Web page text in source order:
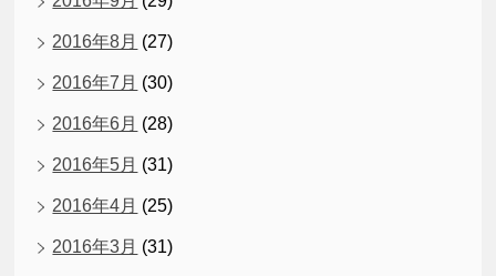
2016年8月 (27)
2016年7月 (30)
2016年6月 (28)
2016年5月 (31)
2016年4月 (25)
2016年3月 (31)